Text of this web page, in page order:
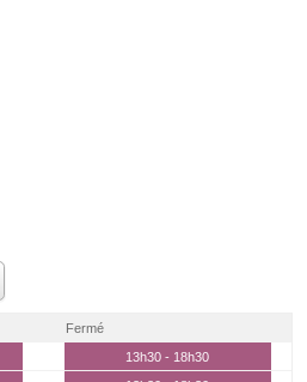
Fermé
13h30 - 18h30